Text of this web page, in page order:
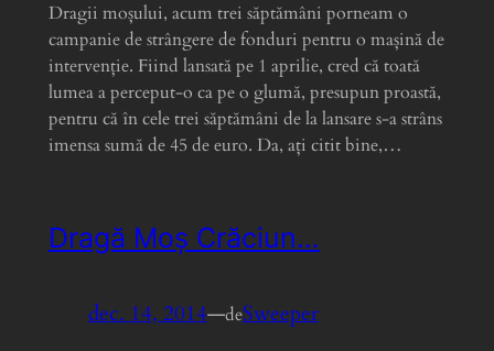
Dragii moșului, acum trei săptămâni porneam o
campanie de strângere de fonduri pentru o mașină de
intervenție. Fiind lansată pe 1 aprilie, cred că toată
lumea a perceput-o ca pe o glumă, presupun proastă,
pentru că în cele trei săptămâni de la lansare s-a strâns
imensa sumă de 45 de euro. Da, ați citit bine,…
Dragă Moș Crăciun…
dec. 14, 2014—deSweeper